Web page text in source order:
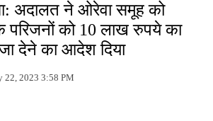
अदालत ने ओरेवा समूह को
को 10 लाख रुपये का
देने का आदेश दिया
22, 2023 3:58 PM